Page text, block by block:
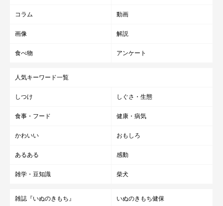
コラム 動画
画像 解説
食べ物 アンケート
人気キーワード一覧
しつけ しぐさ・生態
食事・フード 健康・病気
かわいい おもしろ
あるある 感動
雑学・豆知識 柴犬
雑誌『いぬのきもち』 いぬのきもち健保